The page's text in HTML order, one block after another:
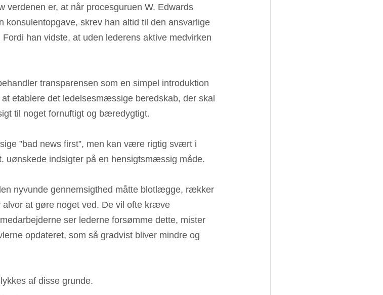
verdenen er, at når procesguruen W. Edwards
konsulentopgave, skrev han altid til den ansvarlige
Fordi han vidste, at uden lederens aktive medvirken
transparensen som en simpel introduktion
etablere det ledelsesmæssige beredskab, der skal
til noget fornuftigt og bæredygtigt.
”bad news first”, men kan være rigtig svært i
uønskede indsigter på en hensigtsmæssig måde.
nyvunde gennemsigthed måtte blotlægge, rækker
at gøre noget ved. De vil ofte kræve
ser lederne forsømme dette, mister
opdateret, som så gradvist bliver mindre og
af disse grunde.